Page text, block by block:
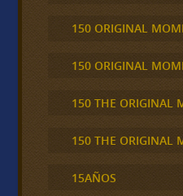
150 ORIGINAL
150 ORIGINAL
150 THE ORIGINAL
150 THE ORIGINAL
15AÑOS